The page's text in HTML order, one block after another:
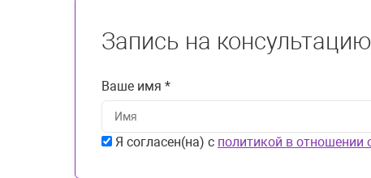
Запись на консультацию
Ваше имя *
Я согласен(на) с политикой в отношении